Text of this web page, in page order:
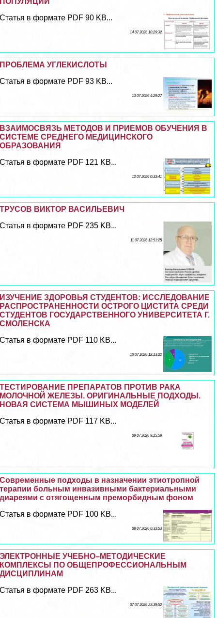
Статья в формате PDF 90 KB...
14 07 2026 10:29:32
ПРОБЛЕМА УГЛЕКИСЛОТЫ
Статья в формате PDF 93 KB...
13 07 2026 4:29:27
ВЗАИМОСВЯЗЬ МЕТОДОВ И ПРИЕМОВ ОБУЧЕНИЯ В
СИСТЕМЕ СРЕДНЕГО МЕДИЦИНСКОГО
ОБРАЗОВАНИЯ
Статья в формате PDF 121 KB...
12 07 2026 0:33:41
ТРУСОВ ВИКТОР ВАСИЛЬЕВИЧ
Статья в формате PDF 235 KB...
11 07 2026 12:51:25
ИЗУЧЕНИЕ ЗДОРОВЬЯ СТУДЕНТОВ: ИССЛЕДОВАНИЕ
РАСПРОСТРАНЕННОСТИ ОСТРОГО ЦИСТИТА СРЕДИ
СТУДЕНТОВ ГОСУДАРСТВЕННОГО УНИВЕРСИТЕТА Г.
СМОЛЕНСКА
Статья в формате PDF 110 KB...
10 07 2026 12:13:22
TЕСТИРОВАНИЕ ПРЕПАРАТОВ ПРОТИВ РАКА
МОЛОЧНОЙ ЖЕЛЕЗЫ. ОРИГИНАЛЬНЫЕ ПОДХОДЫ.
НОВАЯ СИСТЕМА МЫШИНЫХ МОДЕЛЕЙ
Статья в формате PDF 117 KB...
09 07 2026 9:15:59
Современные подходы в назначении этиотропной
терапии больным инвазивными бактериальными
диареями с отягощенным преморбидным фоном
Статья в формате PDF 100 KB...
08 07 2026 0:33:53
ЭЛЕКТРОННЫЕ УЧЕБНО–МЕТОДИЧЕСКИЕ
КОМПЛЕКСЫ ПО ОБЩЕПРОФЕССИОНАЛЬНЫМ
ДИСЦИПЛИНАМ
Статья в формате PDF 263 KB...
07 07 2026 23:39:52